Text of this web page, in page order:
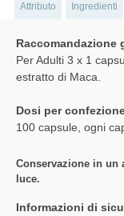
Attributo Ingredienti
Raccomandazione
Per Adulti 3 x 1
estratto di Maca.
Dosi per
100 capsule, ogni
Conservazione in un
luce.
Informazioni di